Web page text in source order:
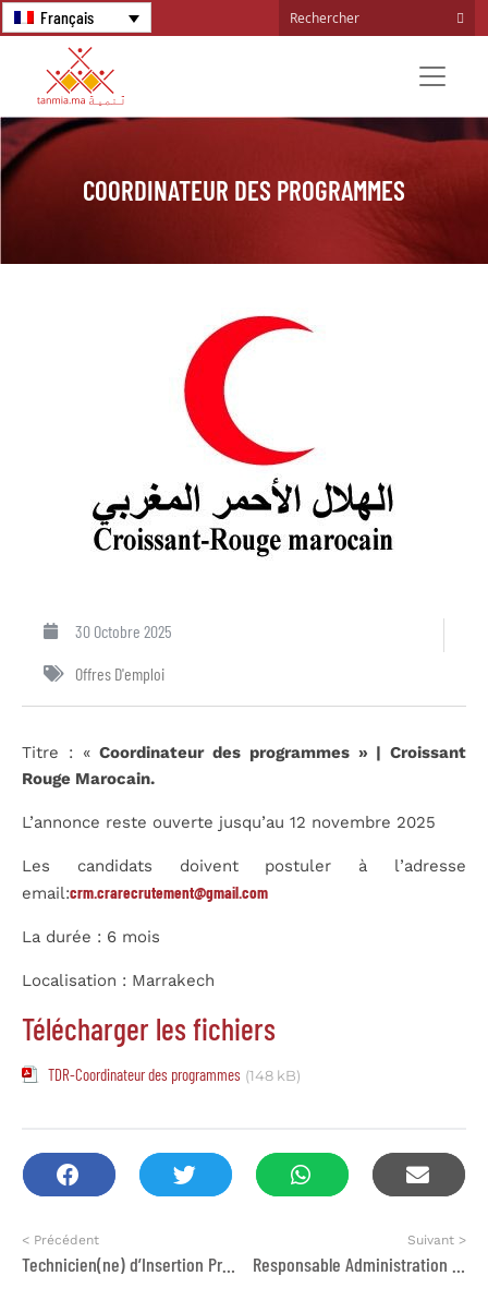
Français
COORDINATEUR DES PROGRAMMES
30 Octobre 2025
Offres D'emploi
Titre : «Coordinateur des programmes » | Croissant
Rouge Marocain.
L’annonce reste ouverte jusqu’au 12 novembre 2025
Les candidats doivent postuler à l’adresse
email:crm.crarecrutement@gmail.com
La durée : 6 mois
Localisation : Marrakech
Télécharger les fichiers
TDR-Coordinateur des programmes (148 kB)
< Précédent
Technicien(ne) d’Insertion Professionnelle
Suivant >